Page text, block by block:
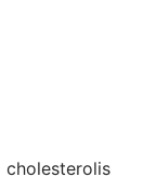
cholesterolis